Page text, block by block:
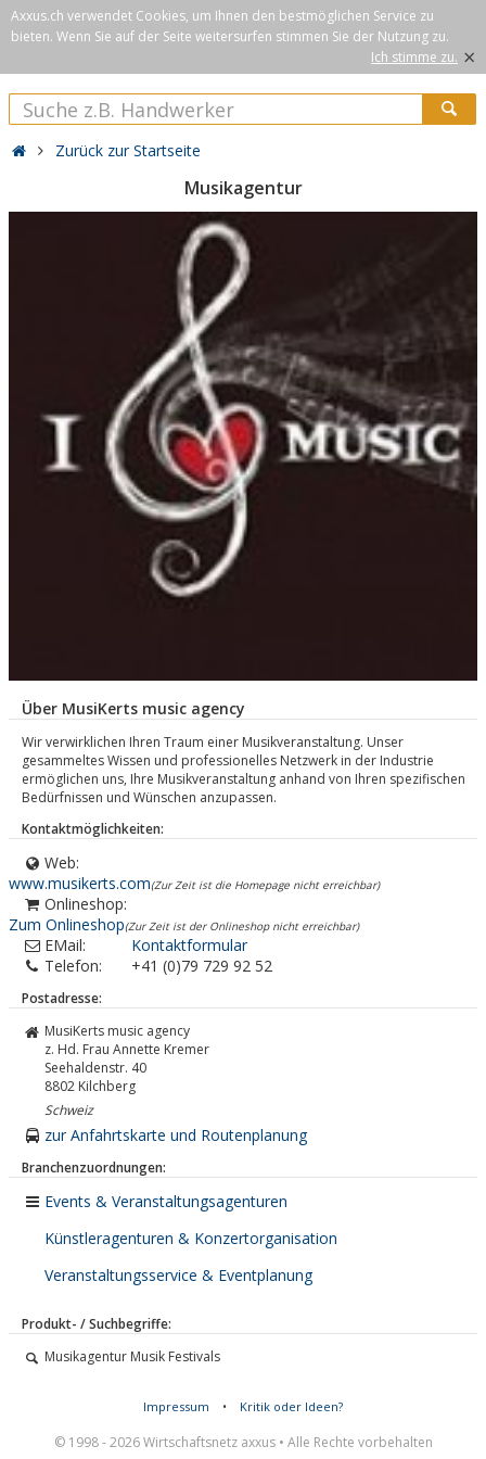
Axxus.ch verwendet Cookies, um Ihnen den bestmöglichen Service zu
bieten. Wenn Sie auf der Seite weitersurfen stimmen Sie der Nutzung zu.
Ich stimme zu. ×
Zurück zur Startseite
Musikagentur
Über MusiKerts music agency
Wir verwirklichen Ihren Traum einer Musikveranstaltung. Unser
gesammeltes Wissen und professionelles Netzwerk in der Industrie
ermöglichen uns, Ihre Musikveranstaltung anhand von Ihren spezifischen
Bedürfnissen und Wünschen anzupassen.​
Kontaktmöglichkeiten:
Web:
www.musikerts.com(Zur Zeit ist die Homepage nicht erreichbar)
Onlineshop:
Zum Onlineshop(Zur Zeit ist der Onlineshop nicht erreichbar)
EMail:
Kontaktformular
Telefon:
+41 (0)79 729 92 52
Postadresse:
MusiKerts music agency
z. Hd. Frau Annette Kremer
Seehaldenstr. 40
8802 Kilchberg
Schweiz
zur Anfahrtskarte und Routenplanung
Branchenzuordnungen:
Events & Veranstaltungsagenturen
Künstleragenturen & Konzertorganisation
Veranstaltungsservice & Eventplanung
Produkt- / Suchbegriffe:
Musikagentur Musik Festivals
Impressum • Kritik oder Ideen?
© 1998 - 2026 Wirtschaftsnetz axxus • Alle Rechte vorbehalten